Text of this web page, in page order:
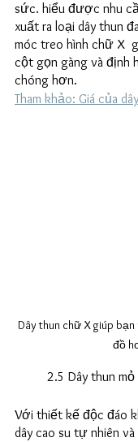
sức. hiểu được nhu
xuất ra loại dây thun
móc treo hình chữ X
cột gọn gàng và định
chóng hơn.
Tham khảo: Giá của
Dây thun chữ X giúp
đồ
2.5 Dây thun
Với thiết kế độc đáo
dây cao su tự nhiên